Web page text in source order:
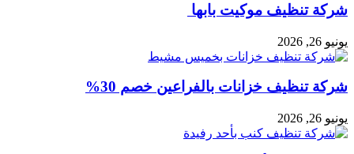
شركة تنظيف موكيت بابها
يونيو 26, 2026
شركة تنظيف خزانات بالفراعين خصم 30%
يونيو 26, 2026